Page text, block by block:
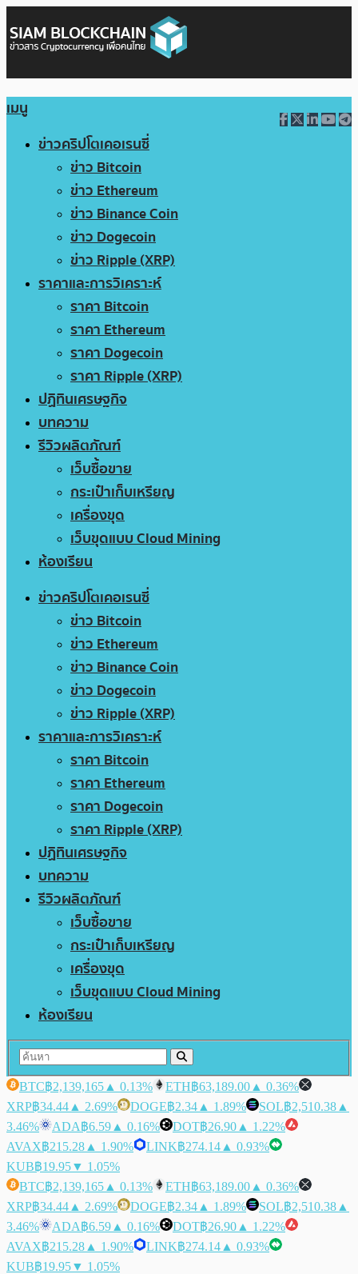
เมนู
ข่าวคริปโตเคอเรนซี่
ข่าว Bitcoin
ข่าว Ethereum
ข่าว Binance Coin
ข่าว Dogecoin
ข่าว Ripple (XRP)
ราคาและการวิเคราะห์
ราคา Bitcoin
ราคา Ethereum
ราคา Dogecoin
ราคา Ripple (XRP)
ปฏิทินเศรษฐกิจ
บทความ
รีวิวผลิตภัณฑ์
เว็บซื้อขาย
กระเป๋าเก็บเหรียญ
เครื่องขุด
เว็บขุดแบบ Cloud Mining
ห้องเรียน
ข่าวคริปโตเคอเรนซี่
ข่าว Bitcoin
ข่าว Ethereum
ข่าว Binance Coin
ข่าว Dogecoin
ข่าว Ripple (XRP)
ราคาและการวิเคราะห์
ราคา Bitcoin
ราคา Ethereum
ราคา Dogecoin
ราคา Ripple (XRP)
ปฏิทินเศรษฐกิจ
บทความ
รีวิวผลิตภัณฑ์
เว็บซื้อขาย
กระเป๋าเก็บเหรียญ
เครื่องขุด
เว็บขุดแบบ Cloud Mining
ห้องเรียน
BTC฿2,139,165 ▲ 0.13% ETH฿63,189.00 ▲ 0.36%
XRP฿34.44 ▲ 2.69% DOGE฿2.34 ▲ 1.89% SOL฿2,510.38 ▲
3.46%
ADA฿6.59 ▲ 0.16% DOT฿26.90 ▲ 1.22%
AVAX฿215.28 ▲ 1.90% LINK฿274.14 ▲ 0.93%
KUB฿19.95▼ 1.05%
BTC฿2,139,165 ▲ 0.13% ETH฿63,189.00 ▲ 0.36%
XRP฿34.44 ▲ 2.69% DOGE฿2.34 ▲ 1.89% SOL฿2,510.38 ▲
3.46%
ADA฿6.59 ▲ 0.16% DOT฿26.90 ▲ 1.22%
AVAX฿215.28 ▲ 1.90% LINK฿274.14 ▲ 0.93%
KUB฿19.95▼ 1.05%